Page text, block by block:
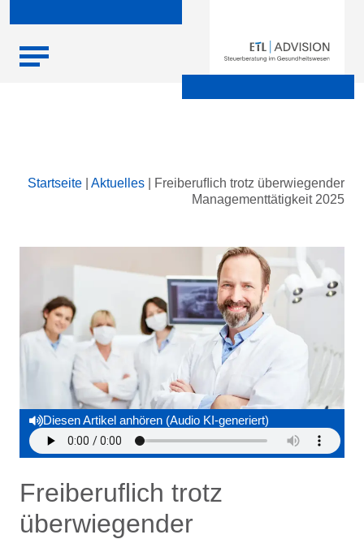
Startseite Aktuelles
Freiberuﬂich trotz überwiegender
Managementtätigkeit 2025
Diesen Artikel anhören (Audio KI-generiert)
Freiberuﬂich trotz
überwiegender